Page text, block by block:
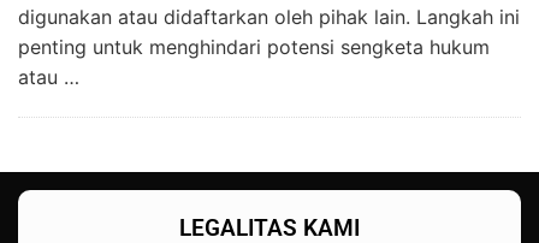
digunakan atau didaftarkan oleh pihak lain. Langkah ini
penting untuk menghindari potensi sengketa hukum
atau …
LEGALITAS KAMI